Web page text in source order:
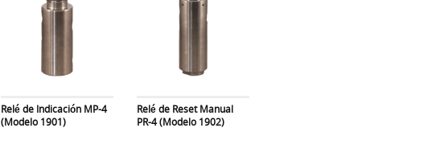
Relé de Indicación MP-4
(Modelo 1901)
Relé de Reset Manual
PR-4 (Modelo 1902)